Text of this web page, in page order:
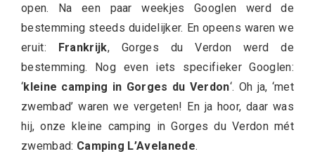
open. Na een paar weekjes Googlen werd de
bestemming steeds duidelijker. En opeens waren we
eruit: Frankrijk, Gorges du Verdon werd de
bestemming. Nog even iets specifieker Googlen:
‘kleine camping in Gorges du Verdon‘. Oh ja, ‘met
zwembad’ waren we vergeten! En ja hoor, daar was
hij, onze kleine camping in Gorges du Verdon mét
zwembad: Camping L’Avelanede.